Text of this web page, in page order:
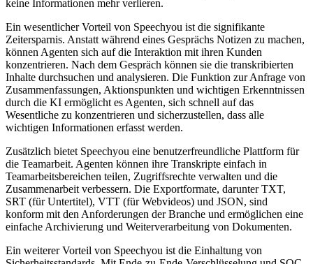
keine Informationen mehr verlieren.
Ein wesentlicher Vorteil von Speechyou ist die signifikante
Zeitersparnis. Anstatt während eines Gesprächs Notizen zu machen,
können Agenten sich auf die Interaktion mit ihren Kunden
konzentrieren. Nach dem Gespräch können sie die transkribierten
Inhalte durchsuchen und analysieren. Die Funktion zur Anfrage von
Zusammenfassungen, Aktionspunkten und wichtigen Erkenntnissen
durch die KI ermöglicht es Agenten, sich schnell auf das
Wesentliche zu konzentrieren und sicherzustellen, dass alle
wichtigen Informationen erfasst werden.
Zusätzlich bietet Speechyou eine benutzerfreundliche Plattform für
die Teamarbeit. Agenten können ihre Transkripte einfach in
Teamarbeitsbereichen teilen, Zugriffsrechte verwalten und die
Zusammenarbeit verbessern. Die Exportformate, darunter TXT,
SRT (für Untertitel), VTT (für Webvideos) und JSON, sind
konform mit den Anforderungen der Branche und ermöglichen eine
einfache Archivierung und Weiterverarbeitung von Dokumenten.
Ein weiterer Vorteil von Speechyou ist die Einhaltung von